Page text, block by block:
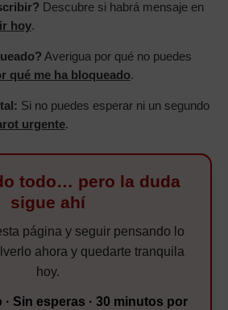
Descubre si habrá mensaje en
hoy.
Averigua por qué no puedes
qué me ha bloqueado.
Si no puedes esperar ni un segundo
urgente.
todo… pero la duda
sigue ahí
página y seguir pensando lo
ahora y quedarte tranquila
hoy.
Sin esperas · 30 minutos por